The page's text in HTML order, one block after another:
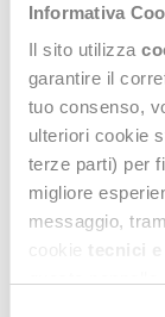
Informativa
Il sito utilizza
garantire il
tuo consenso,
ulteriori cookie
terze parti) per
migliore
messaggio,
VANTAGGI
Per la